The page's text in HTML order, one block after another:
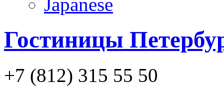
Гостиницы
+7 (812) 315 55 50